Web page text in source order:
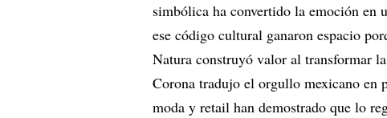
simbólica ha convertido la emoción en
ese código cultural ganaron espacio
Natura construyó valor al transformar
Corona tradujo el orgullo mexicano en
moda y retail han demostrado que lo